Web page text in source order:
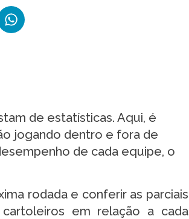
de estatísticas. Aqui, é
jogando dentro e fora de
de cada equipe, o
rodada e conferir as parciais
em relação a cada